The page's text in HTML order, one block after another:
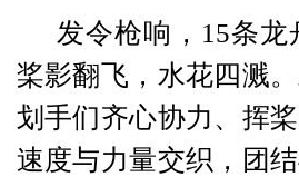
发令枪响，15条
桨影翻飞，水花四溅
划手们齐心协力、挥
速度与力量交织，团